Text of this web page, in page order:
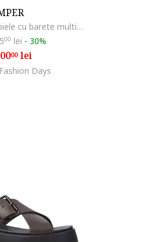
Sandale wedge din piele cu barete multiple Louise, Roz pal
00 lei - 30%
00lei
Days